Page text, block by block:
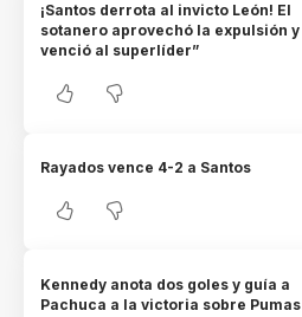
¡Santos derrota al invicto León! El
sotanero aprovechó la expulsión y
venció al superlíder”
Rayados vence 4-2 a Santos
Kennedy anota dos goles y guía a
Pachuca a la victoria sobre Pumas